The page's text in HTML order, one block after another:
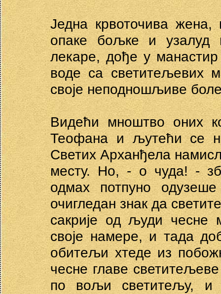
Једна крвоточива жена,
опаке бољке и узалуд
лекаре, дође у
воде са светитељевих
своје неподношљиве
Видећи мноштво оних
Теофана и љутећи се
Светих Арханђела
месту. Но, - о чуда! -
одмах потпуно
очигледан знак да
сакрије од људи чесне
своје намере, и тада
обитељи хтеде из
чесне главе
по вољи светитељу, и